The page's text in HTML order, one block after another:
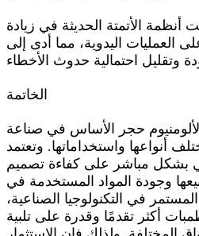
الأتمتة الحديثة في زيادة
على العمليات اليدوية، مما أدى إلى
الخاتمة
حجر الأساس في صناعة
أنواعها واستخداماتها. وتعتمد
بشكل مباشر على كفاءة تصميم
وجودة المواد المستخدمة في
في التكنولوجيا الصناعية،
أكثر تقدمًا وقدرة على تلبية